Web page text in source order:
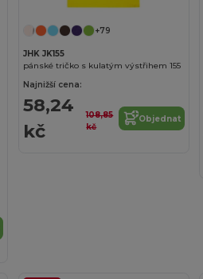
+79
JHK JK155
pánské tričko s kulatým výstřihem 155
Najnižší cena:
58,24
kč
108,85
kč
Objednat